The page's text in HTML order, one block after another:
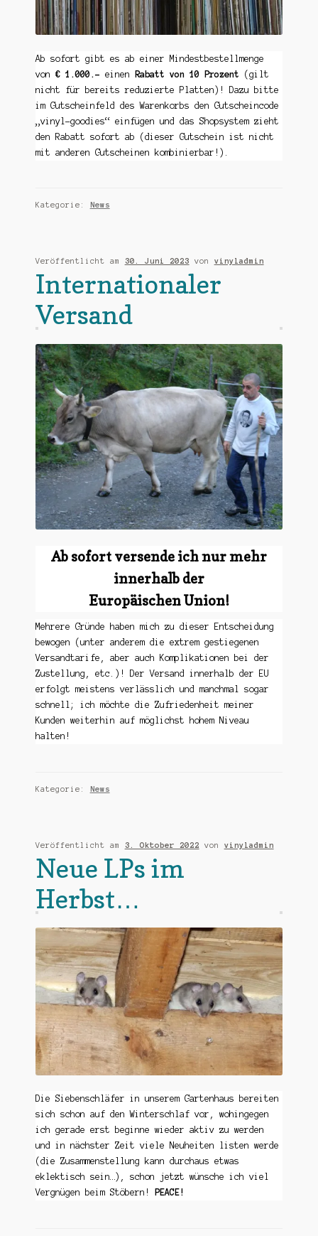
Ab sofort gibt es ab einer Mindestbestellmenge
von € 1.000.- einen Rabatt von 10 Prozent (gilt
nicht für bereits reduzierte Platten)! Dazu bitte
im Gutscheinfeld des Warenkorbs den Gutscheincode
„vinyl-goodies“ einfügen und das Shopsystem zieht
den Rabatt sofort ab (dieser Gutschein ist nicht
mit anderen Gutscheinen kombinierbar!).
Kategorie: News
Veröffentlicht am 30. Juni 2023 von vinyladmin
Internationaler
Versand
Ab sofort versende ich nur mehr
innerhalb der
Europäischen Union!
Mehrere Gründe haben mich zu dieser Entscheidung
bewogen (unter anderem die extrem gestiegenen
Versandtarife, aber auch Komplikationen bei der
Zustellung, etc.)! Der Versand innerhalb der EU
erfolgt meistens verlässlich und manchmal sogar
schnell; ich möchte die Zufriedenheit meiner
Kunden weiterhin auf möglichst hohem Niveau
halten!
Kategorie: News
Veröffentlicht am 3. Oktober 2022 von vinyladmin
Neue LPs im
Herbst…
Die Siebenschläfer in unserem Gartenhaus bereiten
sich schon auf den Winterschlaf vor, wohingegen
ich gerade erst beginne wieder aktiv zu werden
und in nächster Zeit viele Neuheiten listen werde
(die Zusammenstellung kann durchaus etwas
eklektisch sein…), schon jetzt wünsche ich viel
Vergnügen beim Stöbern!
PEACE!